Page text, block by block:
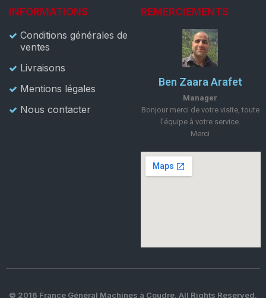
INFORMATIONS
Conditions générales de
ventes
Livraisons
Mentions légales
Nous contacter
REMERCIEMENTS
Ben Zaara Arafet
Manager
Bonjour merci de votre visite, toute
l'équipe à votre service.
Merci
© 2016 France Général Machines à Coudre. All Rights Reserved.